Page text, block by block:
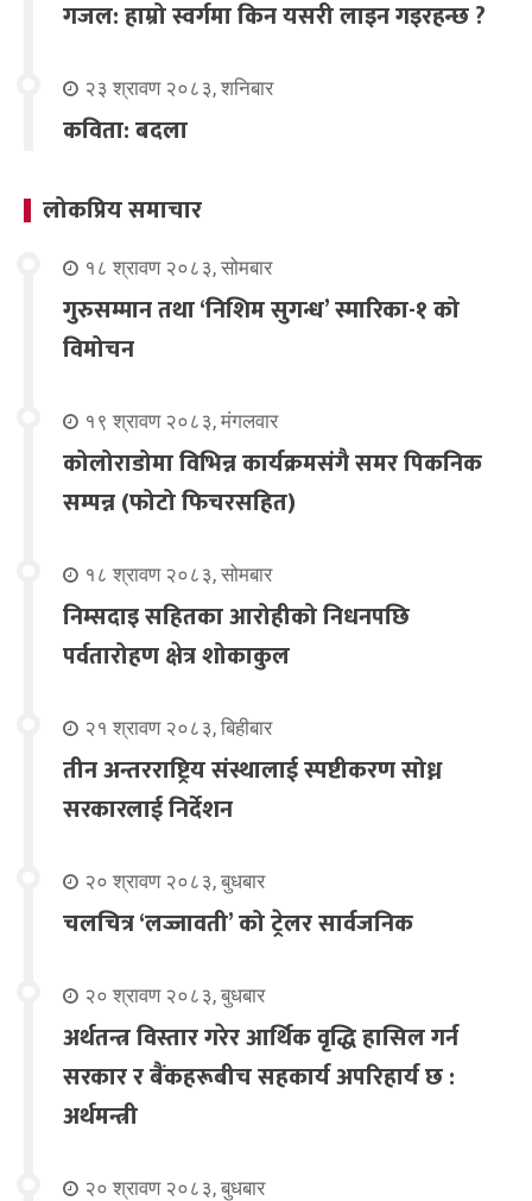
गजल: हाम्रो स्वर्गमा किन यसरी लाइन गइरहन्छ ?
२३ श्रावण २०८३, शनिबार
कविता: बदला
लोकप्रिय समाचार
१८ श्रावण २०८३, सोमबार
गुरुसम्मान तथा ‘निशिम सुगन्ध’ स्मारिका-१ को
विमोचन
१९ श्रावण २०८३, मंगलवार
कोलोराडोमा विभिन्न कार्यक्रमसंगै समर पिकनिक
सम्पन्न (फोटो फिचरसहित)
१८ श्रावण २०८३, सोमबार
निम्सदाइ सहितका आरोहीको निधनपछि
पर्वतारोहण क्षेत्र शोकाकुल
२१ श्रावण २०८३, बिहीबार
तीन अन्तरराष्ट्रिय संस्थालाई स्पष्टीकरण सोध्न
सरकारलाई निर्देशन
२० श्रावण २०८३, बुधबार
चलचित्र ‘लज्जावती’ को ट्रेलर सार्वजनिक
२० श्रावण २०८३, बुधबार
अर्थतन्त्र विस्तार गरेर आर्थिक वृद्धि हासिल गर्न
सरकार र बैंकहरूबीच सहकार्य अपरिहार्य छ :
अर्थमन्त्री
२० श्रावण २०८३, बुधबार